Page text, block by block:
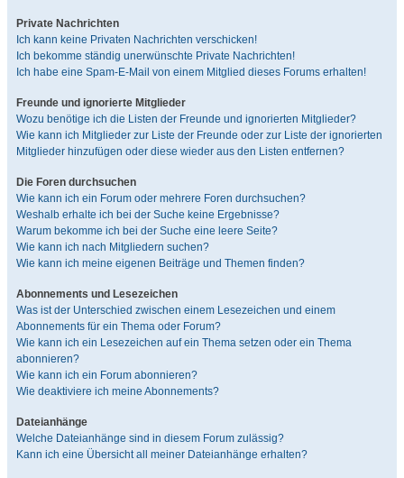
Private Nachrichten
Ich kann keine Privaten Nachrichten verschicken!
Ich bekomme ständig unerwünschte Private Nachrichten!
Ich habe eine Spam-E-Mail von einem Mitglied dieses Forums erhalten!
Freunde und ignorierte Mitglieder
Wozu benötige ich die Listen der Freunde und ignorierten Mitglieder?
Wie kann ich Mitglieder zur Liste der Freunde oder zur Liste der ignorierten
Mitglieder hinzufügen oder diese wieder aus den Listen entfernen?
Die Foren durchsuchen
Wie kann ich ein Forum oder mehrere Foren durchsuchen?
Weshalb erhalte ich bei der Suche keine Ergebnisse?
Warum bekomme ich bei der Suche eine leere Seite?
Wie kann ich nach Mitgliedern suchen?
Wie kann ich meine eigenen Beiträge und Themen finden?
Abonnements und Lesezeichen
Was ist der Unterschied zwischen einem Lesezeichen und einem
Abonnements für ein Thema oder Forum?
Wie kann ich ein Lesezeichen auf ein Thema setzen oder ein Thema
abonnieren?
Wie kann ich ein Forum abonnieren?
Wie deaktiviere ich meine Abonnements?
Dateianhänge
Welche Dateianhänge sind in diesem Forum zulässig?
Kann ich eine Übersicht all meiner Dateianhänge erhalten?